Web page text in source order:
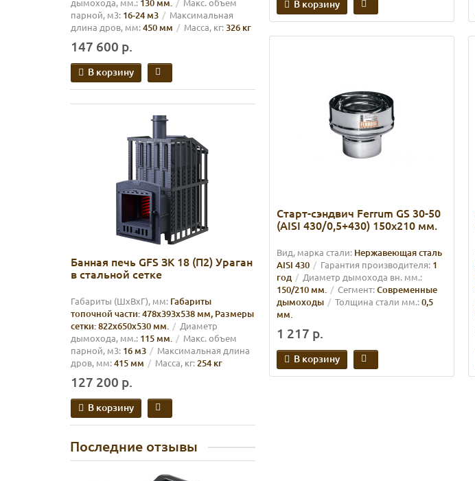
дымохода, мм.: 130 мм.
Макс. объем
парной, м3: 16-24 м3
Максимальная
длина дров, мм:450 мм Масса, кг:326 кг
147 600 р.
В корзину
Банная печь GFS ЗК 18 (П2) Ураган
в стальной сетке
Габариты (ШхВхГ), мм: Габариты
топочной части: 478х393х538 мм, Размеры
сетки: 822х650х530 мм.
Диаметр
дымохода, мм.: 115 мм.
Макс. объем
парной, м3: 16 м3
Максимальная длина
дров, мм:415 мм Масса, кг:254 кг
127 200 р.
В корзину
Последние отзывы
В корзину
Старт-сэндвич Ferrum GS 30-50
(AISI 430/0,5+430) 150х210 мм.
Вид, марка стали: Нержавеющая сталь
AISI 430
Гарантия производителя: 1
год
Диаметр дымохода вн. мм.:
150/210 мм. Сегмент:Современные
дымоходы
Толщина стали мм.:0,5
мм.
1 217 р.
В корзину